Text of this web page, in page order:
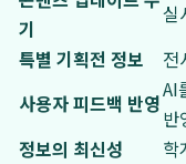
기
실
특별 기획전 정보
전
사용자 피드백 반영
AI
반
정보의 최신성
학